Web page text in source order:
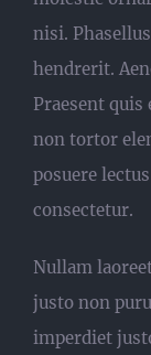
nisi.
hendrerit.
Praesent quis
non tortor
posuere
consectetur.
Nullam
justo non
imperdiet